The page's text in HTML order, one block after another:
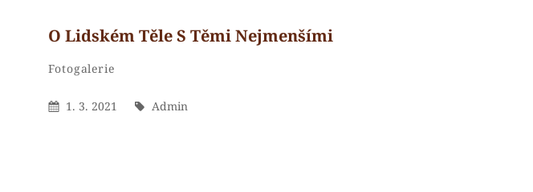
O Lidském Těle S Těmi Nejmenšími
Categories
Fotogalerie
Posted
1. 3. 2021 By
Admin